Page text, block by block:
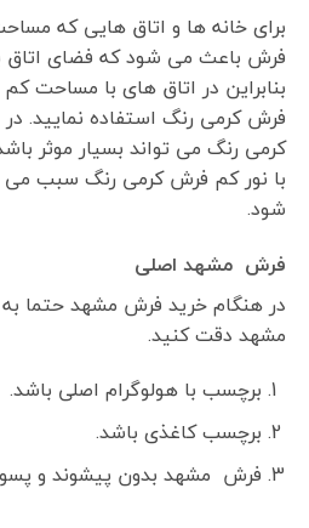
برای خانه ها و اتاق هایی که
فرش باعث می شود که فضای اتاق
بنابراین در اتاق های با مساحت
فرش کرمی رنگ استفاده نمایید.
کرمی رنگ می تواند بسیار موثر
با نور کم فرش کرمی رنگ سبب می
شود.
فرش مشهد اصلی
در هنگام خرید فرش مشهد حتما
مشهد دقت کنید.
برچسب با هولوگرام اصلی باشد.
برچسب کاغذی باشد.
فرش مشهد بدون پیشوند و